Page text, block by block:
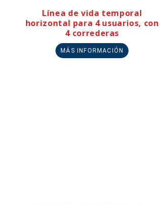
Línea de vida temporal
horizontal para 4 usuarios, con
4 correderas
MÁS INFORMACIÓN